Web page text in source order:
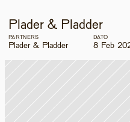
Plader & Pladder
PARTNERS
Plader & Pladder
DATO
8 Feb